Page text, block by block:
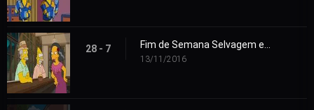
28 - 7
13/11/2016